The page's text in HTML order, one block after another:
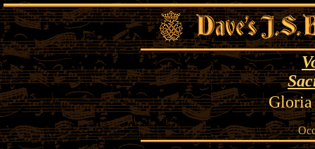
Gloria